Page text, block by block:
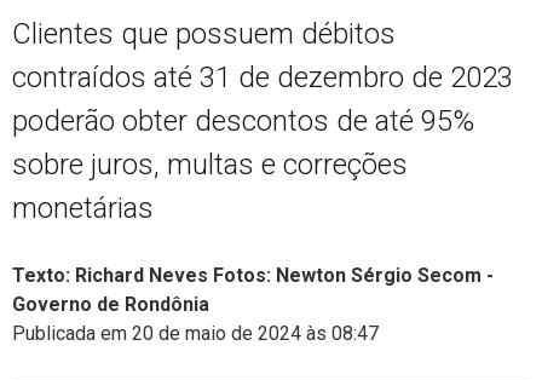
Clientes que possuem débitos
contraídos até 31 de dezembro de 2023
poderão obter descontos de até 95%
sobre juros, multas e correções
monetárias
Texto: Richard Neves Fotos: Newton Sérgio Secom -
Governo de Rondônia
Publicada em 20 de maio de 2024 às 08:47